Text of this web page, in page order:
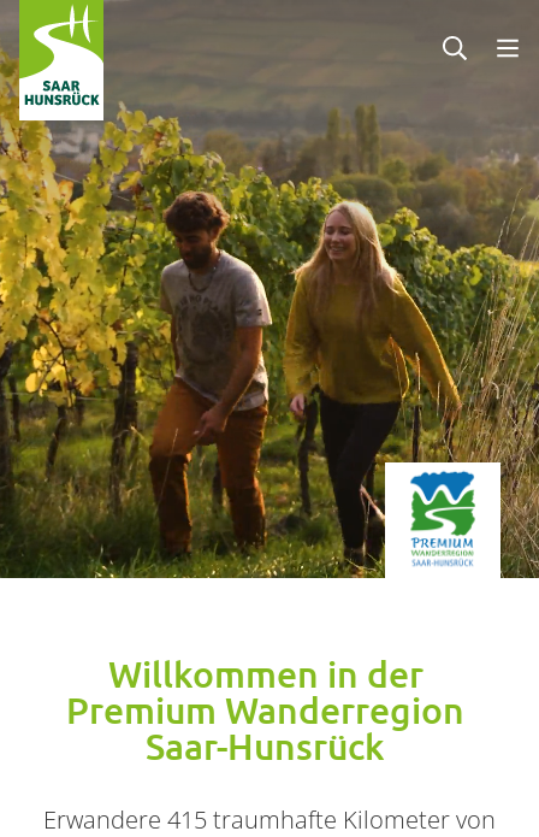
Zum Hauptinhalt springen
Willkommen in der
Premium Wanderregion
Saar-Hunsrück
Erwandere 415 traumhafte Kilometer von